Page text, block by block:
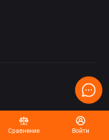
Сравнение
Войти